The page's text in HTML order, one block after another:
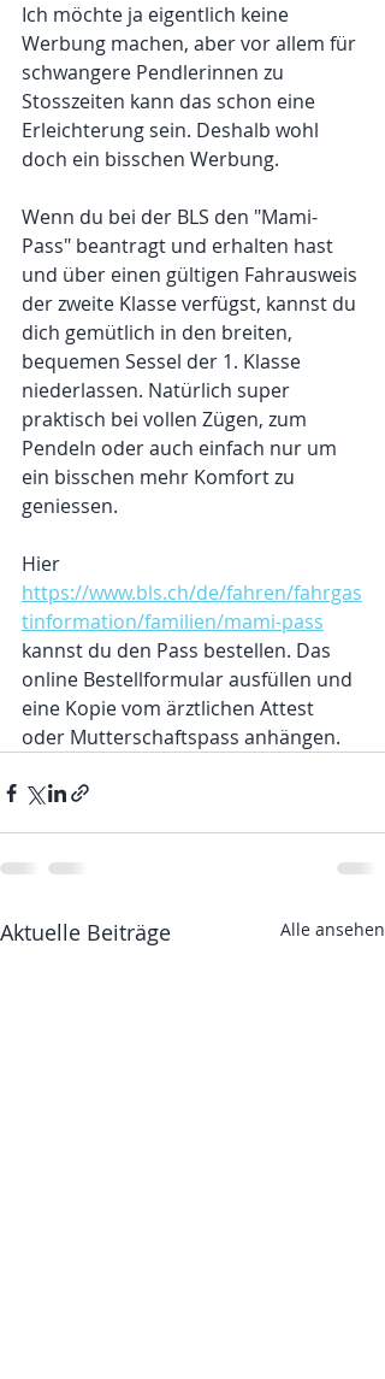
Ich möchte ja eigentlich keine
Werbung machen, aber vor allem für
schwangere Pendlerinnen zu
Stosszeiten kann das schon eine
Erleichterung sein. Deshalb wohl
doch ein bisschen Werbung.
Wenn du bei der BLS den "Mami-
Pass" beantragt und erhalten hast
und über einen gültigen Fahrausweis
der zweite Klasse verfügst, kannst du
dich gemütlich in den breiten,
bequemen Sessel der 1. Klasse
niederlassen. Natürlich super
praktisch bei vollen Zügen, zum
Pendeln oder auch einfach nur um
ein bisschen mehr Komfort zu
geniessen.
Hier
https://www.bls.ch/de/fahren/fahrgas
tinformation/familien/mami-pass
kannst du den Pass bestellen. Das
online Bestellformular ausfüllen und
eine Kopie vom ärztlichen Attest
oder Mutterschaftspass anhängen.
Aktuelle Beiträge Alle ansehen